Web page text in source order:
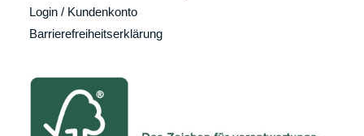
Login / Kundenkonto
Barrierefreiheitserklärung